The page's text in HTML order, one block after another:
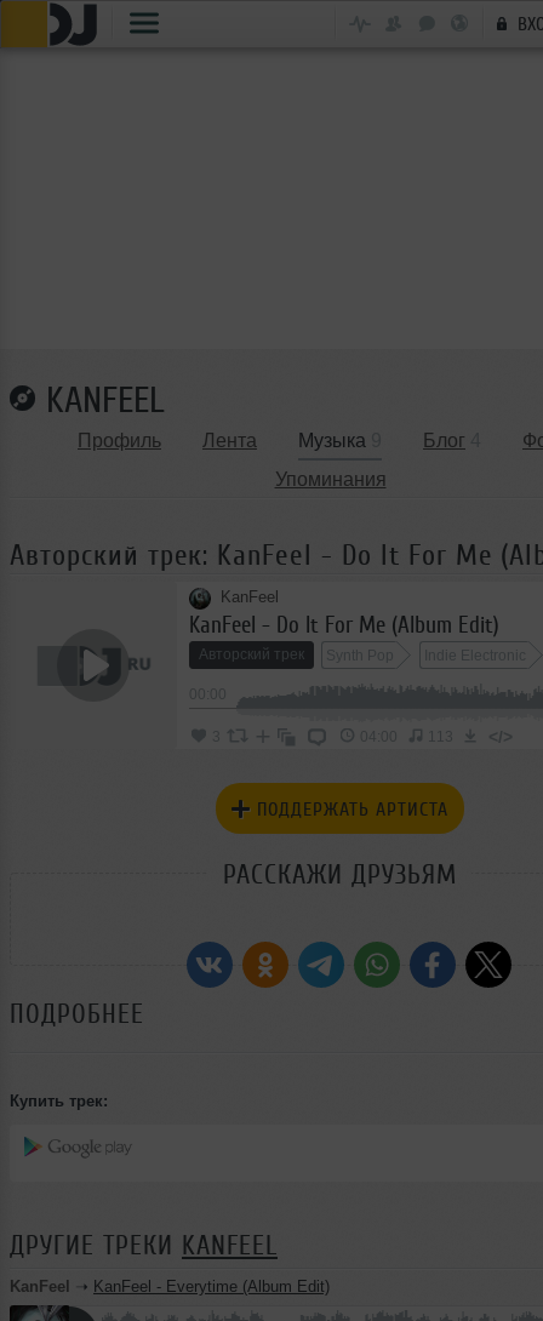
KANFEEL
Профиль Лента Музыка Блог
Упоминания
Авторский трек: KanFeel - Do It For Me
KanFeel
KanFeel - Do It For Me (Album Edit)
Авторский трек Synth Pop Indie Electronic
Downtempo
3 113 </>
ПОДДЕРЖАТЬ АРТИСТА
РАССКАЖИ ДРУЗЬЯМ
ПОДРОБНЕЕ
Купить трек:
ДРУГИЕ ТРЕКИ KANFEEL
KanFeel ➝ KanFeel - Everytime (Album Edit)